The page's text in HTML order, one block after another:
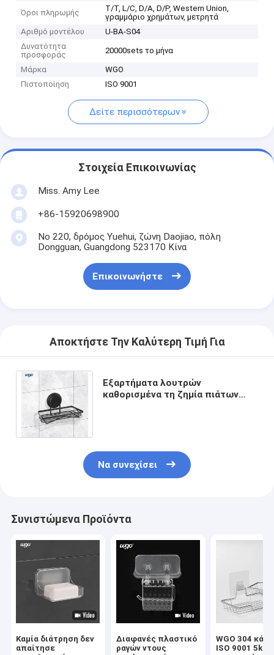
Όροι πληρωμής
T/T, L/C, D/A, D/P, Western Union,
γραμμάριο χρημάτων, μετρητά
Αριθμό μοντέλου
U-BA-S04
Δυνατότητα
προσφοράς
20000sets το μήνα
Μάρκα
WGO
Πιστοποίηση
ISO 9001
Δείτε περισσότερων
Στοιχεία Επικοινωνίας
Miss. Amy Lee
+86-15920698900
Νο 220, δρόμος Yuehui, ζώνη Daojiao, πόλη
Dongguan, Guangdong 523170 Κίνα
Επικοινωνήστε
Αποκτήστε Την Καλύτερη Τιμή Για
Εξαρτήματα λουτρών
καθορισμένα τη ζημία πιάτων
Να συνεχίσει
Συνιστώμενα Προϊόντα
Καμία διάτρηση δεν
απαίτησε
Διαφανές πλαστικό
ραγών ντους
WGO 304
ISO 9001 5kg